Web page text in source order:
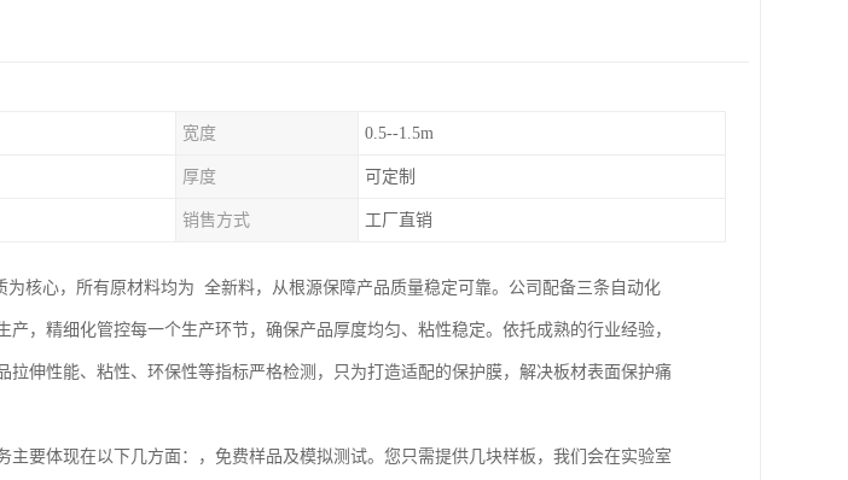
宽度 0.5--1.5m
厚度 可定制
销售方式 工厂直销
为核心，所有原材料均为 全新料，从根源保障产品质量稳定可靠。公司配备三条自动化
，精细化管控每一个生产环节，确保产品厚度均匀、粘性稳定。依托成熟的行业经验，
拉伸性能、粘性、环保性等指标严格检测，只为打造适配的保护膜，解决板材表面保护痛
主要体现在以下几方面：，免费样品及模拟测试。您只需提供几块样板，我们会在实验室